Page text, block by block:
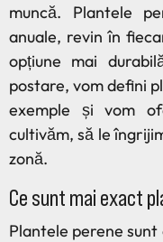
muncă. Plantele
anuale, revin în
opțiune mai
postare, vom defini
exemple și vom
cultivăm, să le
zonă.
Ce sunt mai exact
Plantele perene